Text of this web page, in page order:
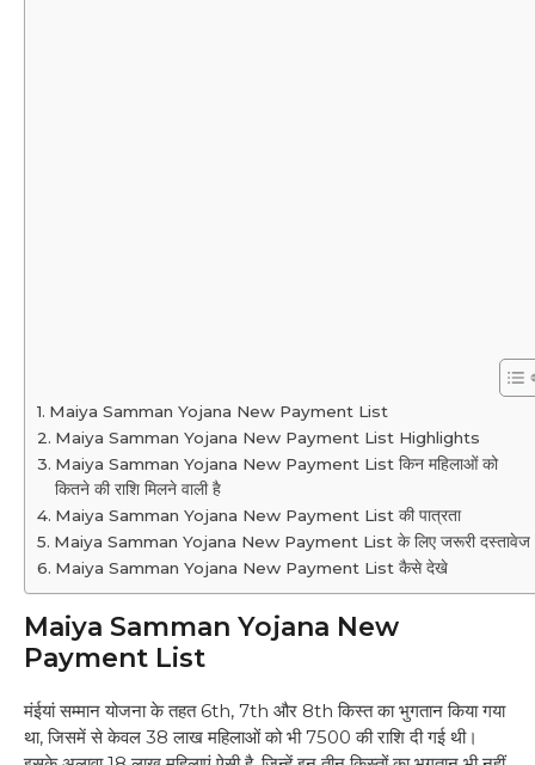
Maiya Samman Yojana New Payment List
Maiya Samman Yojana New Payment List Highlights
Maiya Samman Yojana New Payment List किन महिलाओं को
कितने की राशि मिलने वाली है
Maiya Samman Yojana New Payment List की पात्रता
Maiya Samman Yojana New Payment List के लिए जरूरी दस्तावेज
Maiya Samman Yojana New Payment List कैसे देखे
Maiya Samman Yojana New
Payment List
मंईयां सम्मान योजना के तहत 6th, 7th और 8th किस्त का भुगतान किया गया
था, जिसमें से केवल 38 लाख महिलाओं को भी 7500 की राशि दी गई थी।